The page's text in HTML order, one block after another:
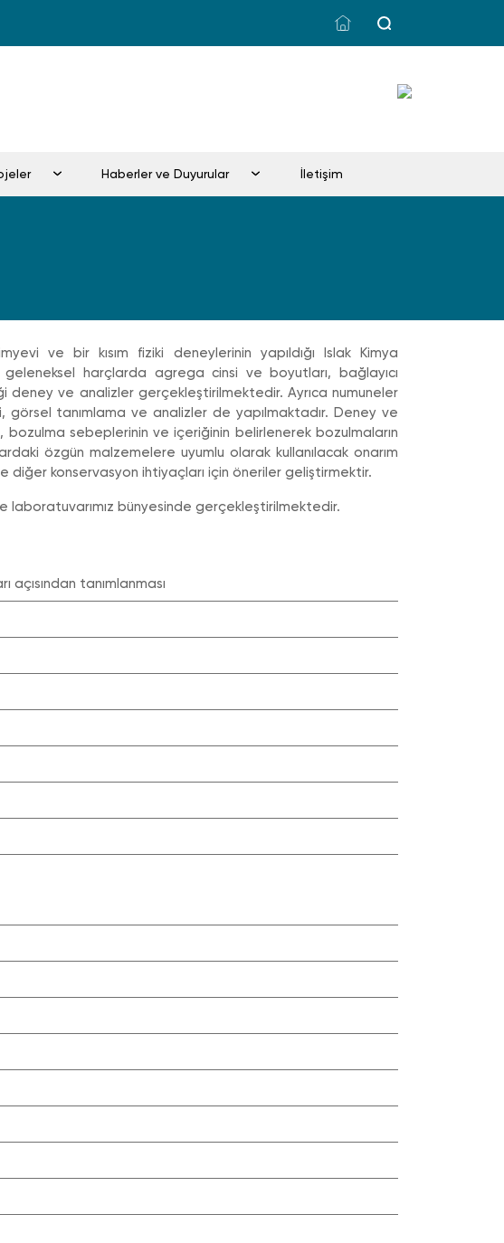
Haberler ve Duyurular İletişim
ve bir kısım fiziki deneylerinin yapıldığı Islak Kimya
geleneksel harçlarda agrega cinsi ve boyutları, bağlayıcı
deney ve analizler gerçekleştirilmektedir. Ayrıca numuneler
tanımlama ve analizler de yapılmaktadır. Deney ve
bozulma sebeplerinin ve içeriğinin belirlenerek bozulmaların
özgün malzemelere uyumlu olarak kullanılacak onarım
diğer konservasyon ihtiyaçları için öneriler geliştirmektir.
laboratuvarımız bünyesinde gerçekleştirilmektedir.
açısından tanımlanması